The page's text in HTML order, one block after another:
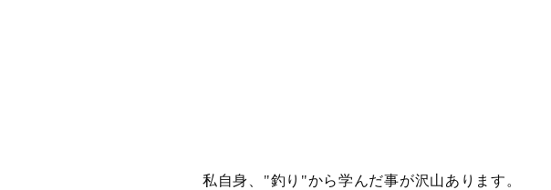
私自身、 "釣り "から学んだ事が沢山あります。